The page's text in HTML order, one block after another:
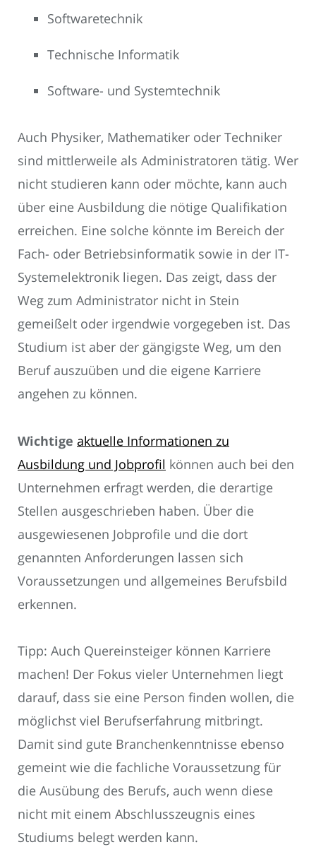
Softwaretechnik
Technische Informatik
Software- und Systemtechnik
Auch Physiker, Mathematiker oder Techniker
sind mittlerweile als Administratoren tätig. Wer
nicht studieren kann oder möchte, kann auch
über eine Ausbildung die nötige Qualifikation
erreichen. Eine solche könnte im Bereich der
Fach- oder Betriebsinformatik sowie in der IT-
Systemelektronik liegen. Das zeigt, dass der
Weg zum Administrator nicht in Stein
gemeißelt oder irgendwie vorgegeben ist. Das
Studium ist aber der gängigste Weg, um den
Beruf auszuüben und die eigene Karriere
angehen zu können.
Wichtige aktuelle Informationen zu
Ausbildung und Jobprofil können auch bei den
Unternehmen erfragt werden, die derartige
Stellen ausgeschrieben haben. Über die
ausgewiesenen Jobprofile und die dort
genannten Anforderungen lassen sich
Voraussetzungen und allgemeines Berufsbild
erkennen.
Tipp: Auch Quereinsteiger können Karriere
machen! Der Fokus vieler Unternehmen liegt
darauf, dass sie eine Person finden wollen, die
möglichst viel Berufserfahrung mitbringt.
Damit sind gute Branchenkenntnisse ebenso
gemeint wie die fachliche Voraussetzung für
die Ausübung des Berufs, auch wenn diese
nicht mit einem Abschlusszeugnis eines
Studiums belegt werden kann.